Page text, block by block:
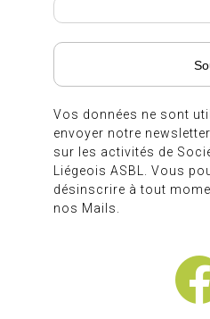
Vos données ne sont
envoyer notre
sur les activités de
Liégeois ASBL. Vous
désinscrire à tout
nos Mails.